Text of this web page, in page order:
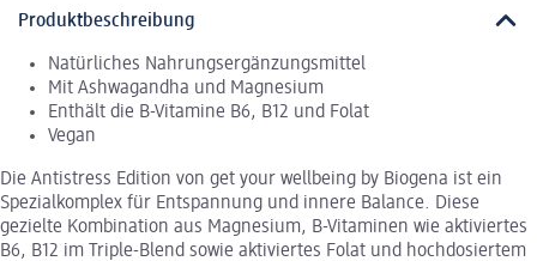
Produktbeschreibung
Natürliches Nahrungsergänzungsmittel
Mit Ashwagandha und Magnesium
Enthält die B-Vitamine B6, B12 und Folat
Vegan
Die Antistress Edition von get your wellbeing by Biogena ist ein
Spezialkomplex für Entspannung und innere Balance. Diese
gezielte Kombination aus Magnesium, B-Vitaminen wie aktiviertes
B6, B12 im Triple-Blend sowie aktiviertes Folat und hochdosiertem